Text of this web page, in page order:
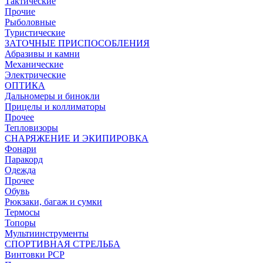
Прочие
Рыболовные
Туристические
ЗАТОЧНЫЕ ПРИСПОСОБЛЕНИЯ
Абразивы и камни
Механические
Электрические
ОПТИКА
Дальномеры и бинокли
Прицелы и коллиматоры
Прочее
Тепловизоры
СНАРЯЖЕНИЕ И ЭКИПИРОВКА
Фонари
Паракорд
Одежда
Прочее
Обувь
Рюкзаки, багаж и сумки
Термосы
Топоры
Мультиинструменты
СПОРТИВНАЯ СТРЕЛЬБА
Винтовки PCP